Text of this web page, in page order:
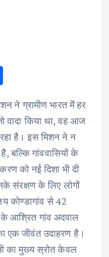
ar
e
ने ग्रामीण भारत में हर
वादा किया था, वह आज
है। इस मिशन ने न
बल्कि गांववासियों के
को नई दिशा भी दी
संरक्षण के लिए लोगों
कोण्डागांव से 42
आश्रित गांव अदवाल
एक जीवंत उदाहरण है।
का मुख्य स्रोत केवल